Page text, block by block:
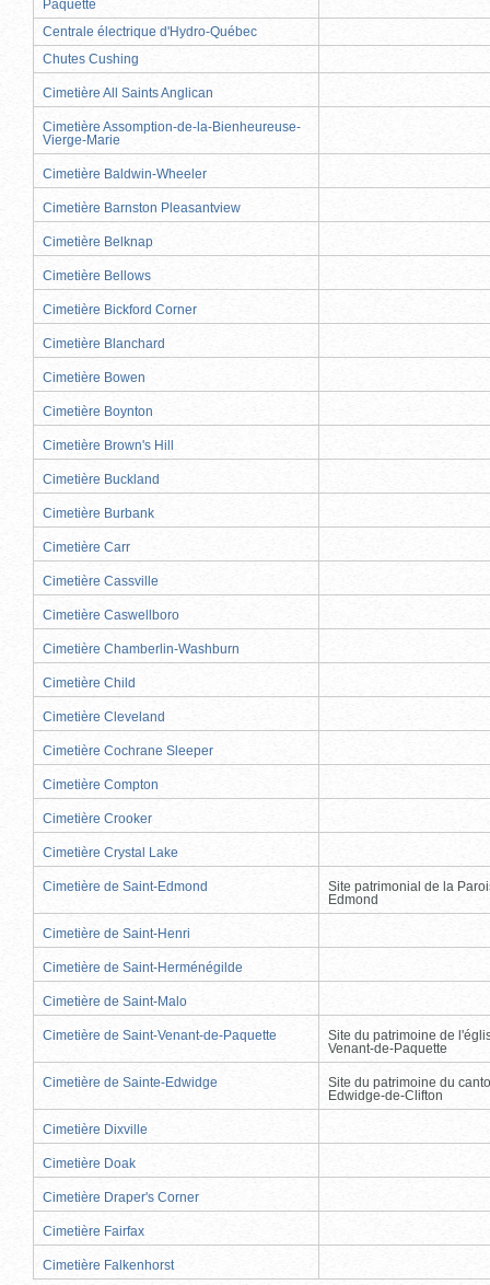
Paquette
Centrale électrique d'Hydro-Québec
Chutes Cushing
Cimetière All Saints Anglican
Cimetière Assomption-de-la-Bienheureuse-
Vierge-Marie
Cimetière Baldwin-Wheeler
Cimetière Barnston Pleasantview
Cimetière Belknap
Cimetière Bellows
Cimetière Bickford Corner
Cimetière Blanchard
Cimetière Bowen
Cimetière Boynton
Cimetière Brown's Hill
Cimetière Buckland
Cimetière Burbank
Cimetière Carr
Cimetière Cassville
Cimetière Caswellboro
Cimetière Chamberlin-Washburn
Cimetière Child
Cimetière Cleveland
Cimetière Cochrane Sleeper
Cimetière Compton
Cimetière Crooker
Cimetière Crystal Lake
Cimetière de Saint-Edmond
Site patrimonial de la
Edmond
Cimetière de Saint-Henri
Cimetière de Saint-Herménégilde
Cimetière de Saint-Malo
Cimetière de Saint-Venant-de-Paquette
Site du patrimoine de
Venant-de-Paquette
Cimetière de Sainte-Edwidge
Site du patrimoine du
Edwidge-de-Clifton
Cimetière Dixville
Cimetière Doak
Cimetière Draper's Corner
Cimetière Fairfax
Cimetière Falkenhorst